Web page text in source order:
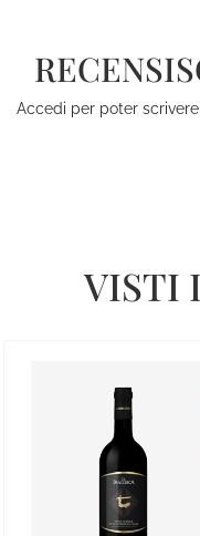
Accedi per poter
VISTI